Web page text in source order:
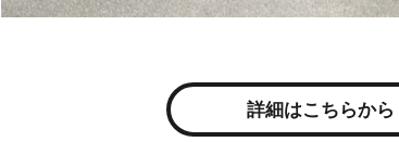
詳細はこちらから